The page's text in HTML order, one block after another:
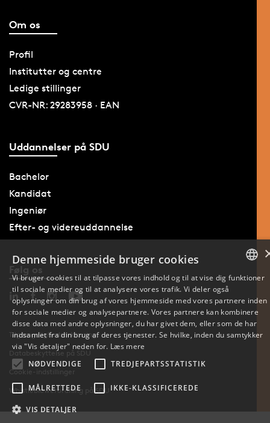
Om os
Profil
Institutter og centre
Ledige stillinger
CVR-NR: 29283958 · EAN
Uddannelser på SDU
Bachelor
Kandidat
Ingeniør
Efter- og videreuddannelse
Følg os
Tilgængelighedserklæring
Databeskyttelse på SDU
Cookie-indstillinger
Whistleblowerordning på SDU
ENGLISH
Denne hjemmeside bruger cookies
Vi bruger cookies til at tilpasse vores indhold og til at vise dig funktioner
til sociale medier og til at analysere vores trafik. Vi deler også
oplysninger om din brug af vores hjemmeside med vores partnere inden
for sociale medier og analysepartnere. Vores partnere kan kombinere
disse data med andre oplysninger, du har givet dem, eller som de har
indsamlet fra din brug af deres tjenester. Se hvilke, inden du samtykker
via "Vis detaljer" neden for. Læs mere
NØDVENDIGE
TREDJEPARTSSTATISTIK
MÅLRETTEDE IKKE-KLASSIFICEREDE
VIS DETALJER